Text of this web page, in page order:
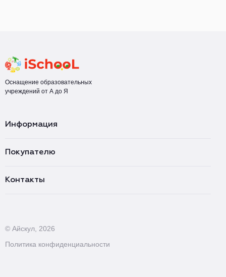
Оснащение образовательных
учреждений от А до Я
Информация
Покупателю
Контакты
© Айскул, 2026
Политика конфиденциальности